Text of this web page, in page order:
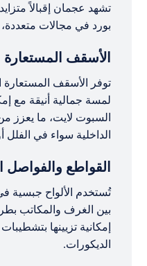
تشهد عجمان إقبالاً
بورد في مجالات
الأسقف المستعارة
توفر الأسقف
لمسة جمالية أنيقة مع
السبوت لايت، ما يعزز
الداخلية سواء في
القواطع والفواصل
تُستخدم الألواح جبسية
بين الغرف والمكاتب
إمكانية تزيينها
الديكورات.